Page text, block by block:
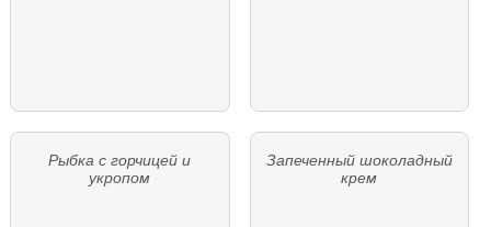
Рыбка с горчицей и
укропом
Запеченный шоколадный
крем